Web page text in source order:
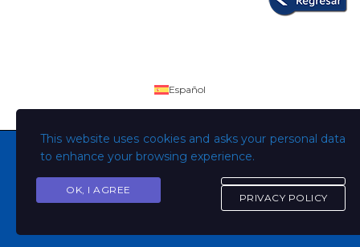
Copyright © Todos los derechos son de la Universidad
This website uses cookies and asks your personal data
to enhance your browsing experience.
OK, I AGREE
PRIVACY POLICY
Español